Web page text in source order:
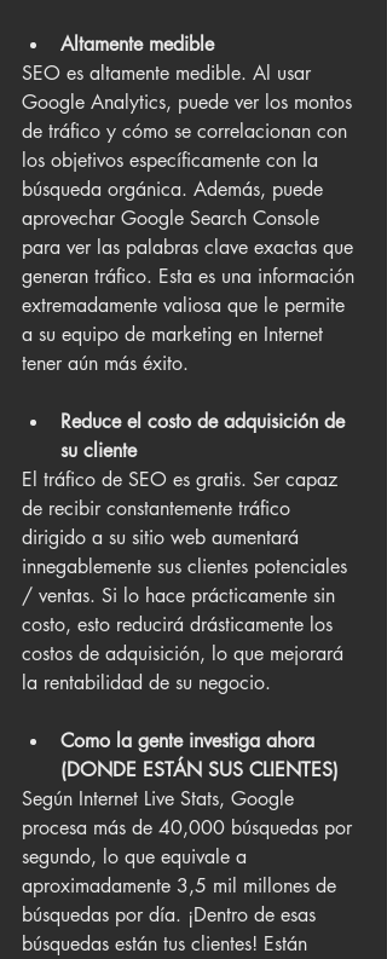
Altamente medible
SEO es altamente medible. Al usar
Google Analytics, puede ver los montos
de tráfico y cómo se correlacionan con
los objetivos específicamente con la
búsqueda orgánica. Además, puede
aprovechar Google Search Console
para ver las palabras clave exactas que
generan tráfico. Esta es una información
extremadamente valiosa que le permite
a su equipo de marketing en Internet
tener aún más éxito.
Reduce el costo de adquisición de
su cliente
El tráfico de SEO es gratis. Ser capaz
de recibir constantemente tráfico
dirigido a su sitio web aumentará
innegablemente sus clientes potenciales
/ ventas. Si lo hace prácticamente sin
costo, esto reducirá drásticamente los
costos de adquisición, lo que mejorará
la rentabilidad de su negocio.
Como la gente investiga ahora
(DONDE ESTÁN SUS CLIENTES)
Según Internet Live Stats, Google
procesa más de 40,000 búsquedas por
segundo, lo que equivale a
aproximadamente 3,5 mil millones de
búsquedas por día. ¡Dentro de esas
búsquedas están tus clientes! Están